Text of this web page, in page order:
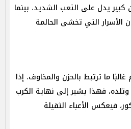
يدل على التعب الشديد، بينما
الأسرار التي تخشى الحالمة
ما ترتبط بالحزن والمخاوف. إذا
وتلده، فهذا يشير إلى نهاية الكرب
فيعكس الأعباء الثقيلة